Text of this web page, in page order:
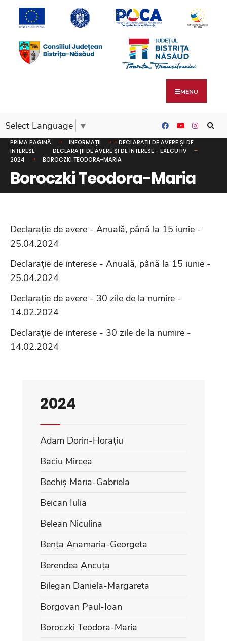
MENU
Select Language ▼
PRIMA PAGINĂ INFORMAȚII
DECLARAȚII DE AVERE ȘI DE
INTERESE
DECLARAȚII DE AVERE ȘI DE INTERESE - EXECUTIV
2024
BOROCZKI TEODORA-MARIA
Boroczki Teodora-Maria
Declarație de avere - Anuală, până la 15 iunie -
25.04.2024
Declarație de interese - Anuală, până la 15 iunie -
25.04.2024
Declarație de avere - 30 zile de la numire -
14.02.2024
Declarație de interese - 30 zile de la numire -
14.02.2024
2024
Adam Dorin-Horațiu
Baciu Mircea
Bechiș Maria-Gabriela
Beican Iulia
Belean Niculina
Bența Anamaria-Georgeta
Berendea Ancuța
Bilegan Daniela-Margareta
Borgovan Paul-Ioan
Boroczki Teodora-Maria